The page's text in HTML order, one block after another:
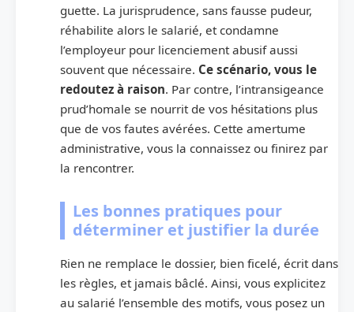
guette. La jurisprudence, sans fausse pudeur,
réhabilite alors le salarié, et condamne
l’employeur pour licenciement abusif aussi
souvent que nécessaire. Ce scénario, vous le
redoutez à raison. Par contre, l’intransigeance
prud’homale se nourrit de vos hésitations plus
que de vos fautes avérées. Cette amertume
administrative, vous la connaissez ou finirez par
la rencontrer.
Les bonnes pratiques pour
déterminer et justifier la durée
Rien ne remplace le dossier, bien ficelé, écrit dans
les règles, et jamais bâclé. Ainsi, vous explicitez
au salarié l’ensemble des motifs, vous posez un